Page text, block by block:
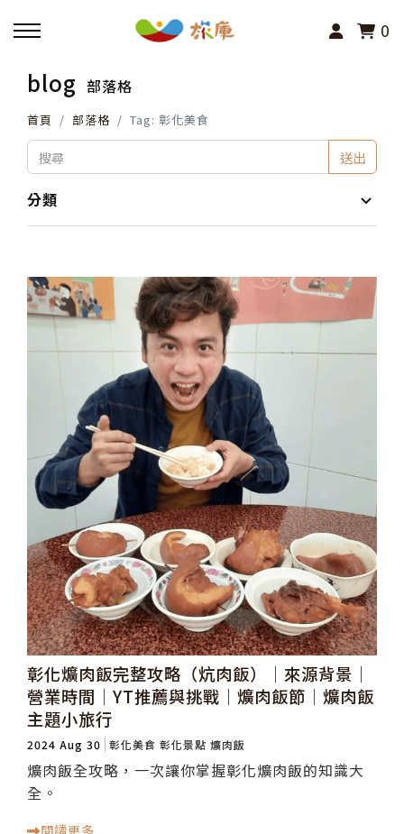
0
回主選單
活動報名
小旅行及主題導覽
其他活動
blog 部落格
首頁 部落格 Tag: 彰化美食
送出
分類
彰化爌肉飯完整攻略（炕肉飯）│來源背景│
營業時間│YT推薦與挑戰│爌肉飯節│爌肉飯
主題小旅行
2024 Aug 30 彰化美食 彰化景點 爌肉飯
爌肉飯全攻略，一次讓你掌握彰化爌肉飯的知識大
全。